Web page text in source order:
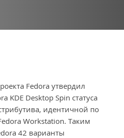
Fedora утвердил
KDE Desktop Spin статуса
идентичной по
Workstation. Таким
42 варианты